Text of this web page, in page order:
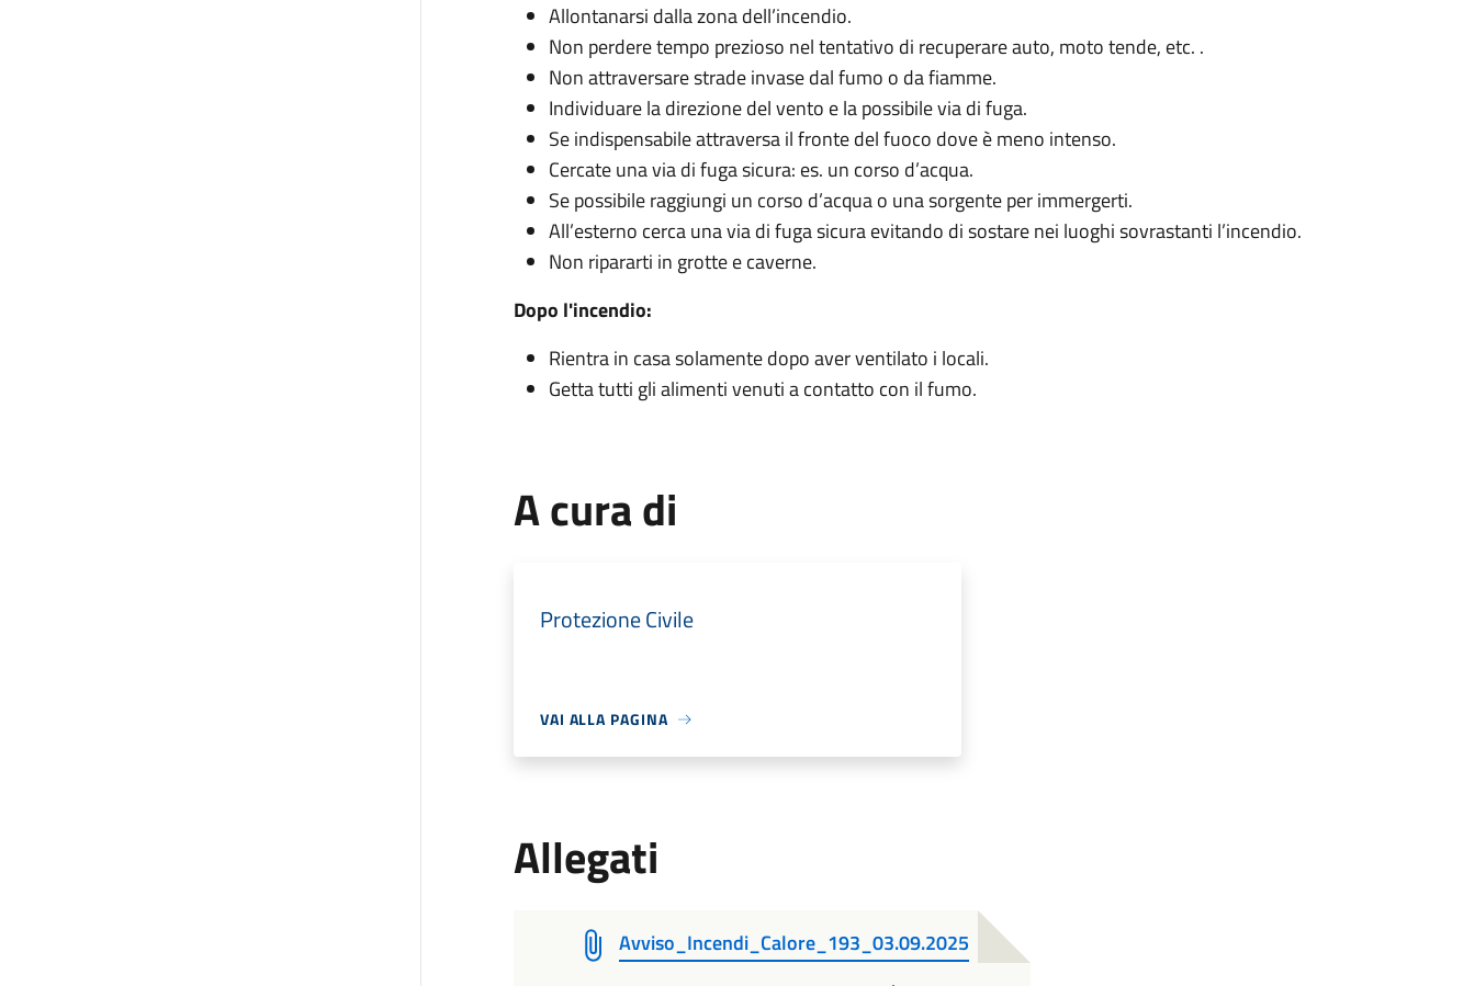
Allontanarsi dalla zona dell’incendio.
Non perdere tempo prezioso nel tentativo di recuperare auto, moto tende, etc. .
Non attraversare strade invase dal fumo o da fiamme.
Individuare la direzione del vento e la possibile via di fuga.
Se indispensabile attraversa il fronte del fuoco dove è meno intenso.
Cercate una via di fuga sicura: es. un corso d’acqua.
Se possibile raggiungi un corso d’acqua o una sorgente per immergerti.
All’esterno cerca una via di fuga sicura evitando di sostare nei luoghi sovrastanti l’incendio.
Non ripararti in grotte e caverne.
Dopo l'incendio:
Rientra in casa solamente dopo aver ventilato i locali.
Getta tutti gli alimenti venuti a contatto con il fumo.
A cura di
Protezione Civile
VAI ALLA PAGINA
Allegati
Avviso_Incendi_Calore_193_03.09.2025